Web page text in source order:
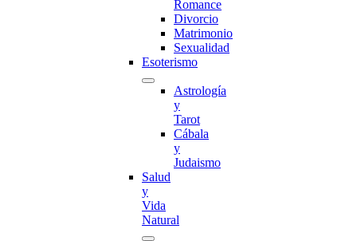
Romance
Divorcio
Matrimonio
Sexualidad
Esoterismo
Astrología
y
Tarot
Cábala
y
Judaismo
Salud
y
Vida
Natural